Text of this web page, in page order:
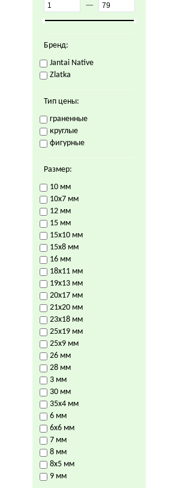
—
Бренд:
Jantai Native
Zlatka
Тип цены:
граненные
круглые
фигурные
Размер:
10 мм
10х7 мм
12 мм
15 мм
15х10 мм
15х8 мм
16 мм
18х11 мм
19х13 мм
20х17 мм
21х20 мм
23х18 мм
25х19 мм
25х9 мм
26 мм
28 мм
3 мм
30 мм
35х4 мм
6 мм
6х6 мм
7 мм
8 мм
8х5 мм
9 мм